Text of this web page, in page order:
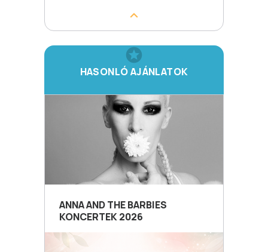
HASONLÓ AJÁNLATOK
ANNA AND THE BARBIES
KONCERTEK 2026